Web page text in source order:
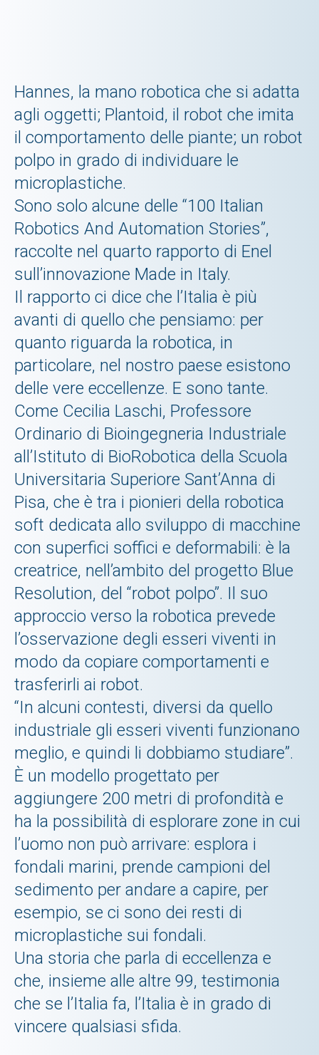
Hannes, la mano robotica che si adatta
agli oggetti; Plantoid, il robot che imita
il comportamento delle piante; un robot
polpo in grado di individuare le
microplastiche.
Sono solo alcune delle “100 Italian
Robotics And Automation Stories”,
raccolte nel quarto rapporto di Enel
sull’innovazione Made in Italy.
Il rapporto ci dice che l’Italia è più
avanti di quello che pensiamo: per
quanto riguarda la robotica, in
particolare, nel nostro paese esistono
delle vere eccellenze. E sono tante.
Come Cecilia Laschi, Professore
Ordinario di Bioingegneria Industriale
all’Istituto di BioRobotica della Scuola
Universitaria Superiore Sant’Anna di
Pisa, che è tra i pionieri della robotica
soft dedicata allo sviluppo di macchine
con superfici soffici e deformabili: è la
creatrice, nell’ambito del progetto Blue
Resolution, del “robot polpo”. Il suo
approccio verso la robotica prevede
l’osservazione degli esseri viventi in
modo da copiare comportamenti e
trasferirli ai robot.
“In alcuni contesti, diversi da quello
industriale gli esseri viventi funzionano
meglio, e quindi li dobbiamo studiare”.
È un modello progettato per
aggiungere 200 metri di profondità e
ha la possibilità di esplorare zone in cui
l’uomo non può arrivare: esplora i
fondali marini, prende campioni del
sedimento per andare a capire, per
esempio, se ci sono dei resti di
microplastiche sui fondali.
Una storia che parla di eccellenza e
che, insieme alle altre 99, testimonia
che se l’Italia fa, l’Italia è in grado di
vincere qualsiasi sfida.